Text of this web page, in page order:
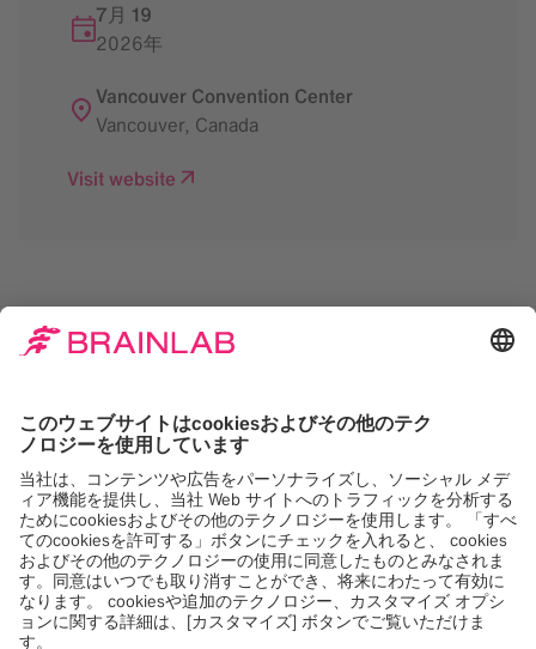
7月 19
2026年
Vancouver Convention Center
Vancouver, Canada
Visit website
Google Maps サービス
必要です。
当社は Google Maps, を使用して、お客様のア
クティビティに関するデータを収集する可能性
のあるコンテンツを埋め込みます。このコンテ
ンツを表示するには、詳細を確認し、サービス
に同意してください。